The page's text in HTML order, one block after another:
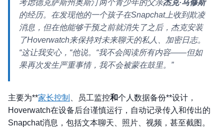
考虑德克萨斯州奥斯汀两个青少年的父亲杰克·马修斯
的经历。在发现他的一个孩子在Snapchat上收到欺凌
消息，但在他能够干预之前就消失了之后，杰克安装
了Hoverwatch来保持对未来聊天的私人、加密日志。
“这让我安心，“他说。“我不会阅读所有内容——但如
果再次发生严重事情，我不会被蒙在鼓里。”
主要为**家长控制 、员工监控和个人数据备份**设计，
Hoverwatch在设备后台谨慎运行，自动记录传入和传出的
Snapchat消息，包括文本聊天、照片、视频，甚至截图。